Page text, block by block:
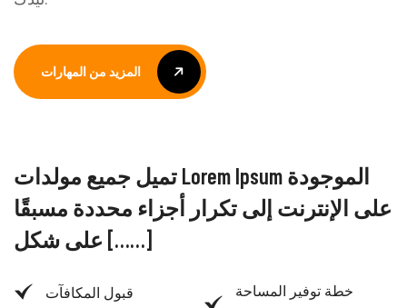
تميل جميع مولدات Lorem Ipsum الموجودة
على الإنترنت إلى تكرار أجزاء محددة مسبقًا
على شكل [……]
قبول المكافآت
خطة توفير المساحة